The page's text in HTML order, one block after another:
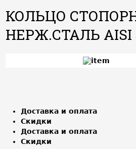
КОЛЬЦО
НЕРЖ.СТАЛЬ АISI
Доставка и оплата
Скидки
Доставка и оплата
Скидки